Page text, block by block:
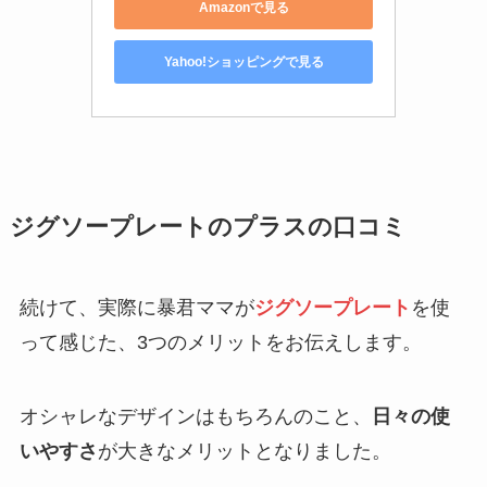
Amazonで見る
Yahoo!ショッピングで見る
ジグソープレートのプラスの口コミ
続けて、実際に暴君ママがジグソープレート を使
って感じた、3つのメリットをお伝えします。
オシャレなデザインはもちろんのこと、
日々の使
いやすさ が大きなメリットとなりました。